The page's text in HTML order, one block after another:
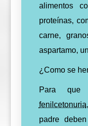
alimentos
proteínas,
carne,
aspartamo,
¿Como se
Para
fenilcetonuria
padre